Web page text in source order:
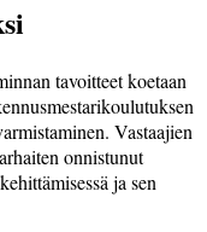
tavoitteet koetaan
Vastaajien
onnistunut
ja sen